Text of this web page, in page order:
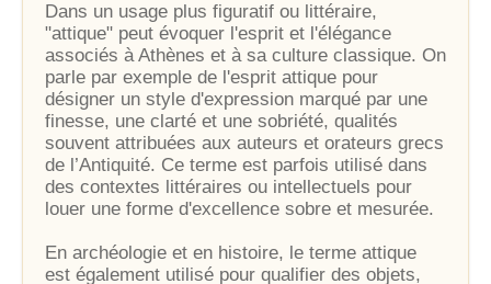
Dans un usage plus figuratif ou littéraire,
"attique" peut évoquer l'esprit et l'élégance
associés à Athènes et à sa culture classique. On
parle par exemple de l'esprit attique pour
désigner un style d'expression marqué par une
finesse, une clarté et une sobriété, qualités
souvent attribuées aux auteurs et orateurs grecs
de l’Antiquité. Ce terme est parfois utilisé dans
des contextes littéraires ou intellectuels pour
louer une forme d'excellence sobre et mesurée.
En archéologie et en histoire, le terme attique
est également utilisé pour qualifier des objets,